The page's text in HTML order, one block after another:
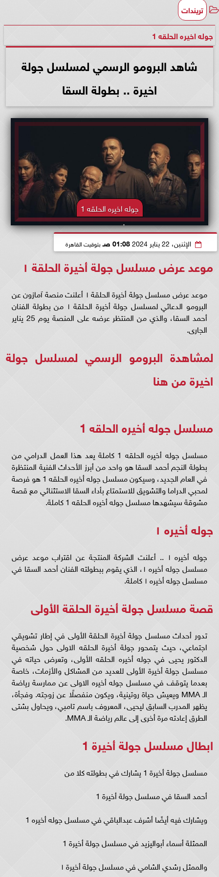
تريندات
جوله اخيره الحلقه 1
شاهد البرومو الرسمي لمسلسل جولة
اخيرة .. بطولة السقا
جوله اخيره الحلقه 1
الإثنين، 22 يناير 2024 01:08 صـ بتوقيت القاهرة
موعد عرض مسلسل جولة أخيرة الحلقة ١
موعد عرض مسلسل جولة أخيرة الحلقة ١ أعلنت منصة آمازون عن
البرومو الدعائي لمسلسل جولة أخيرة الحلقة ١ من بطولة الفنان
أحمد السقا، والذي من المنتظر عرضه على المنصة يوم 25 يناير
الجارى.
لمشاهدة البرومو الرسمي لمسلسل جولة
اخيرةمن هنا
مسلسل جوله أخيره الحلقه 1
مسلسل جوله أخيره الحلقه 1 كاملة يعد هذا العمل الدرامي من
بطولة النجم أحمد السقا هو واحد من أبرز الأحداث الفنية المنتظرة
في العام الجديد، وسيكون مسلسل جوله أخيره الحلقه 1 هو فرصة
لمحبي الدراما والتشويق للاستمتاع بأداء السقا الاستثنائي مع قصة
مشوقة سيشهدها مسلسل جوله أخيره الحلقه 1 كاملة.
جوله أخيره ١
جوله أخيره ١ .. أعلنت الشركة المنتجة عن اقتراب موعد عرض
مسلسل جوله أخيره ١، الذي يقوم ببطولته الفنان أحمد السقا في
مسلسل جوله أخيره ١ كاملة.
قصة مسلسل جولة أخيرة الحلقة الأولى
تدور أحداث مسلسل جولة أخيرة الحلقة الأولى في إطار تشويقي
اجتماعي، حيث يتمحور جولة أخيرة الحلقه الاولى حول شخصية
الدكتور يحيى في جوله أخيره الحلقه الأولى، وتعرض حياته في
مسلسل جولة أخيرة الأولى للعديد من المشاكل والأزمات، خاصة
بعدما يتوقف في مسلسل جوله أخيره الاولى عن ممارسة رياضة
الـ MMA ويعيش حياة روتينية، ويكون منفصلًا عن زوجته. وفجأة،
يظهر المدرب السابق ليحيى، المعروف باسم تامبي، ويحاول بشتى
الطرق إعادته مرة أخرى إلى عالم رياضة الـ MMA.
ابطال مسلسل جولة أخيرة 1
مسلسل جولة أخيرة 1 يشارك في بطولته كلا من
أحمد السقا في مسلسل جولة أخيرة 1
ويشارك فيه أيضًا أشرف عبدالباقي في مسلسل جوله أخيره 1
الممثلة أسماء أبواليزيد في مسلسل جولة أخيرة 1
والممثل رشدي الشامي في مسلسل جولة أخيرة ١